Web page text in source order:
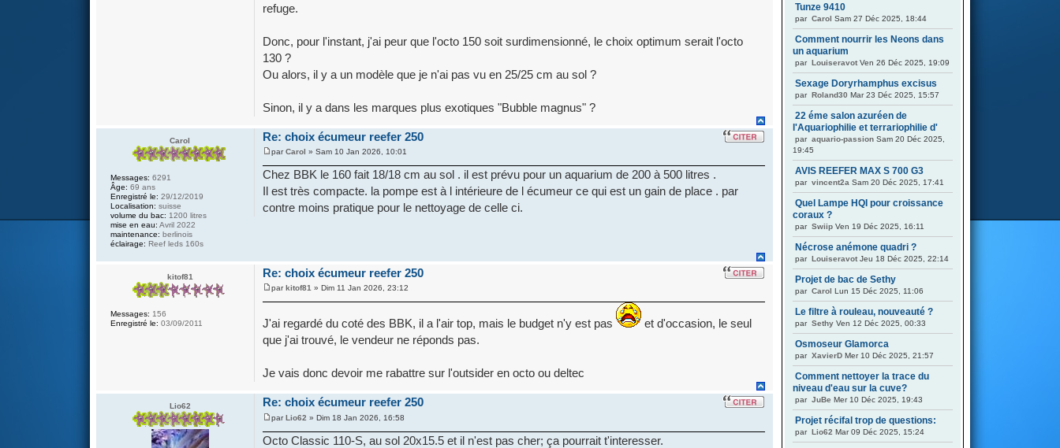
refuge.
Donc, pour l'instant, j'ai peur que l'octo 150 soit surdimensionné, le choix optimum serait l'octo
130 ?
Ou alors, il y a un modèle que je n'ai pas vu en 25/25 cm au sol ?
Sinon, il y a dans les marques plus exotiques "Bubble magnus" ?
Re: choix écumeur reefer 250
parCarol » Sam 10 Jan 2026, 10:01
Chez BBK le 160 fait 18/18 cm au sol . il est prévu pour un aquarium de 200 à 500 litres .
Il est très compacte. la pompe est à l intérieure de l écumeur ce qui est un gain de place . par
contre moins pratique pour le nettoyage de celle ci.
Carol
Messages: 6291
Âge: 69 ans
Enregistré le: 29/12/2019
Localisation: suisse
volume du bac: 1200 litres
mise en eau: Avril 2022
maintenance: berlinois
éclairage: Reef leds 160s
Re: choix écumeur reefer 250
parkitof81 » Dim 11 Jan 2026, 23:12
J'ai regardé du coté des BBK, il a l'air top, mais le budget n'y est pas
et d'occasion, le seul
que j'ai trouvé, le vendeur ne réponds pas.
Je vais donc devoir me rabattre sur l'outsider en octo ou deltec
kitof81
Messages: 156
Enregistré le: 03/09/2011
Re: choix écumeur reefer 250
parLio62 » Dim 18 Jan 2026, 16:58
Octo Classic 110-S, au sol 20x15.5 et il n'est pas cher; ça pourrait t'interesser.
Lio62
Tunze 9410
par Carol Sam 27 Déc 2025, 18:44
Comment nourrir les Neons dans
un aquarium
par Louiseravot Ven 26 Déc 2025, 19:09
Sexage Doryrhamphus excisus
par Roland30 Mar 23 Déc 2025, 15:57
22 éme salon azuréen de
l'Aquariophilie et terrariophilie d'
par aquario-passion Sam 20 Déc 2025,
19:45
AVIS REEFER MAX S 700 G3
par vincent2a Sam 20 Déc 2025, 17:41
Quel Lampe HQI pour croissance
coraux ?
par Swiip Ven 19 Déc 2025, 16:11
Nécrose anémone quadri ?
par Louiseravot Jeu 18 Déc 2025, 22:14
Projet de bac de Sethy
par Carol Lun 15 Déc 2025, 11:06
Le filtre à rouleau, nouveauté ?
par Sethy Ven 12 Déc 2025, 00:33
Osmoseur Glamorca
par XavierD Mer 10 Déc 2025, 21:57
Comment nettoyer la trace du
niveau d'eau sur la cuve?
par JuBe Mer 10 Déc 2025, 19:43
Projet récifal trop de questions:
par Lio62 Mar 09 Déc 2025, 15:24